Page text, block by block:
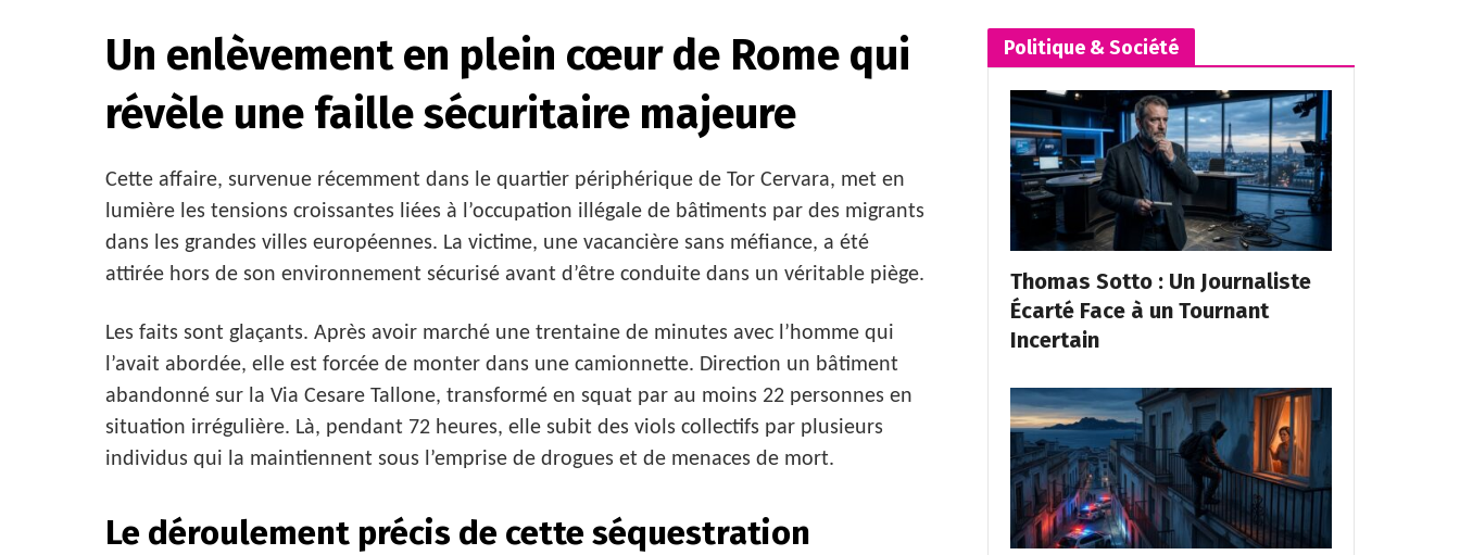
Un enlèvement en plein cœur de Rome qui
révèle une faille sécuritaire majeure
Cette affaire, survenue récemment dans le quartier périphérique de Tor Cervara, met en
lumière les tensions croissantes liées à l’occupation illégale de bâtiments par des migrants
dans les grandes villes européennes. La victime, une vacancière sans méfiance, a été
attirée hors de son environnement sécurisé avant d’être conduite dans un véritable piège.
Les faits sont glaçants. Après avoir marché une trentaine de minutes avec l’homme qui
l’avait abordée, elle est forcée de monter dans une camionnette. Direction un bâtiment
abandonné sur la Via Cesare Tallone, transformé en squat par au moins 22 personnes en
situation irrégulière. Là, pendant 72 heures, elle subit des viols collectifs par plusieurs
individus qui la maintiennent sous l’emprise de drogues et de menaces de mort.
Le déroulement précis de cette séquestration
Politique & Société
Thomas Sotto : Un Journaliste
Écarté Face à un Tournant
Incertain